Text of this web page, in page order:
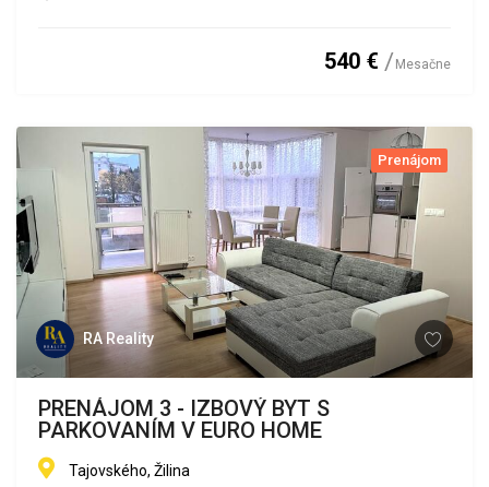
540 € Mesačne
Prenájom
RA Reality
PRENÁJOM 3 - IZBOVÝ BYT S
PARKOVANÍM V EURO HOME
Tajovského, Žilina